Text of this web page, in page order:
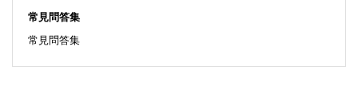
常見問答集
常見問答集